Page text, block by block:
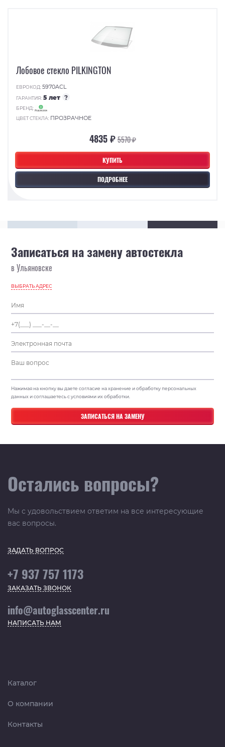
КУПИТЬ
ПОДРОБНЕЕ
Лобовое стекло PILKINGTON
ЕВРОКОД:5970ACL
ГАРАНТИЯ:5 лет ?
БРЕНД:
ЦВЕТ СТЕКЛА: ПРОЗРАЧНОЕ
4835 ₽5570 ₽
Записаться на замену автостекла
в Ульяновске
ВЫБРАТЬ АДРЕС
Нажимая на кнопку вы даете согласие на хранение и обработку персональных
данных и соглашаетесь с условиями их обработки.
Остались вопросы?
Мы с удовольствием ответим на все интересующие
вас вопросы.
ЗАДАТЬ ВОПРОС
+7 937 757 1173
ЗАКАЗАТЬ ЗВОНОК
info@autoglasscenter.ru
НАПИСАТЬ НАМ
Каталог
О компании
Контакты